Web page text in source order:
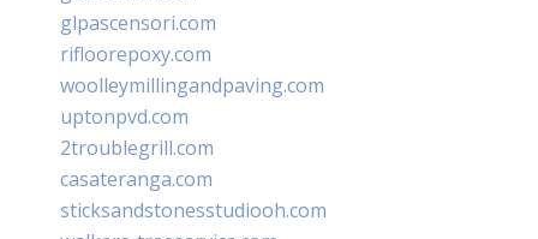
glpascensori.com
rifloorepoxy.com
woolleymillingandpaving.com
uptonpvd.com
2troublegrill.com
casateranga.com
sticksandstonesstudiooh.com